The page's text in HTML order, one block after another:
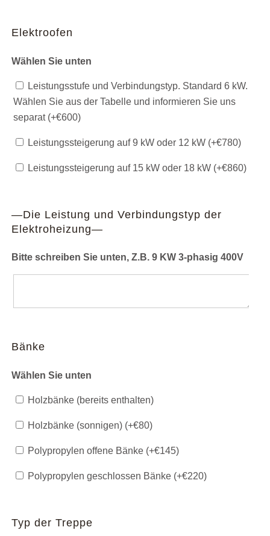
Elektroofen
Wählen Sie unten
Leistungsstufe und Verbindungstyp. Standard 6 kW.
Wählen Sie aus der Tabelle und informieren Sie uns
separat (+€600)
Leistungssteigerung auf 9 kW oder 12 kW (+€780)
Leistungssteigerung auf 15 kW oder 18 kW (+€860)
—Die Leistung und Verbindungstyp der
Elektroheizung—
Bitte schreiben Sie unten, Z.B. 9 KW 3-phasig 400V
Bänke
Wählen Sie unten
Holzbänke (bereits enthalten)
Holzbänke (sonnigen) (+€80)
Polypropylen offene Bänke (+€145)
Polypropylen geschlossen Bänke (+€220)
Typ der Treppe